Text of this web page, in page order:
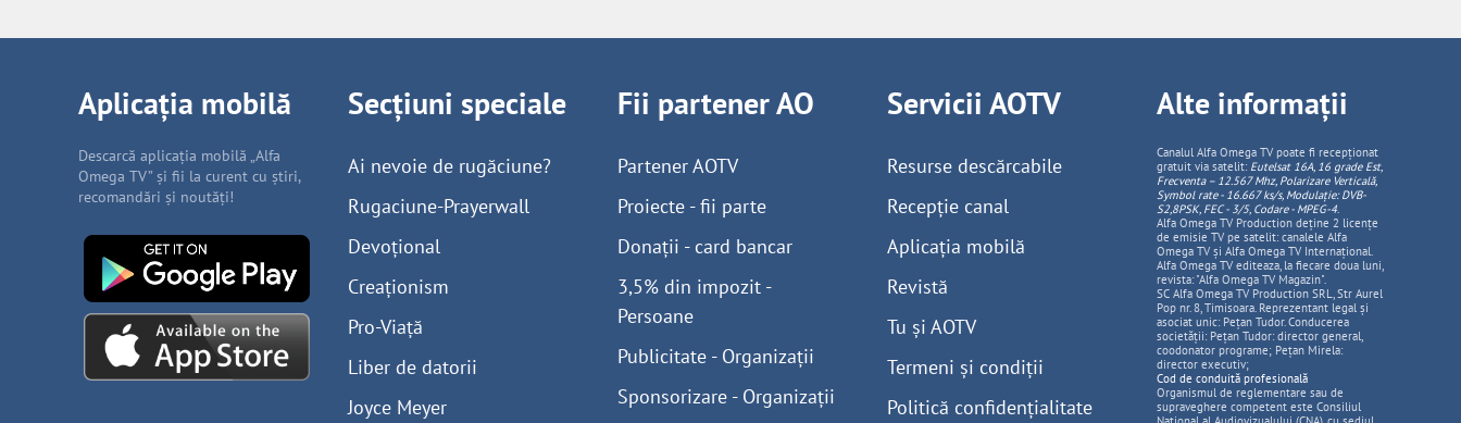
Aplicația mobilă
Descarcă aplicația mobilă „Alfa
Omega TV” și fii la curent cu știri,
recomandări și noutăți!
Secțiuni speciale
Ai nevoie de rugăciune?
Rugaciune-Prayerwall
Devoțional
Creaționism
Pro-Viață
Liber de datorii
Joyce Meyer
Fii partener AO
Partener AOTV
Proiecte - fii parte
Donații - card bancar
3,5% din impozit -
Persoane
Publicitate - Organizații
Sponsorizare - Organizații
Servicii AOTV
Resurse descărcabile
Recepție canal
Aplicația mobilă
Revistă
Tu și AOTV
Termeni și condiții
Politică confidențialitate
Alte informații
Canalul Alfa Omega TV poate fi recepționat
gratuit via satelit: Eutelsat 16A, 16 grade Est,
Frecventa – 12.567 Mhz, PolarizareVerticală,
Symbol rate - 16.667 ks/s, Modulație: DVB-
S2,8PSK, FEC - 3/5, Codare - MPEG-4.
Alfa Omega TV Production deține 2 licențe
de emisie TV pe satelit: canalele Alfa
Omega TV și Alfa Omega TV Internațional.
Alfa Omega TV editeaza, la fiecare doua luni,
revista: "Alfa Omega TV Magazin".
SC Alfa Omega TV Production SRL, Str Aurel
Pop nr. 8, Timisoara. Reprezentant legal și
asociat unic: Pețan Tudor. Conducerea
societății: Pețan Tudor: director general,
coodonator programe; Pețan Mirela:
director executiv;
Cod de conduită profesională
Organismul de reglementare sau de
supraveghere competent este Consiliul